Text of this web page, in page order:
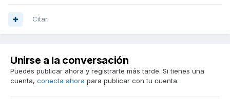
Citar
Unirse a la conversación
Puedes publicar ahora y registrarte más tarde. Si tienes una
cuenta, conecta ahora para publicar con tu cuenta.